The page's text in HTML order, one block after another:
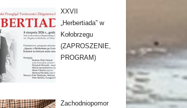
XXVII
„Herbertiada” w
Kołobrzegu
(ZAPROSZENIE,
PROGRAM)
Zachodniopomor